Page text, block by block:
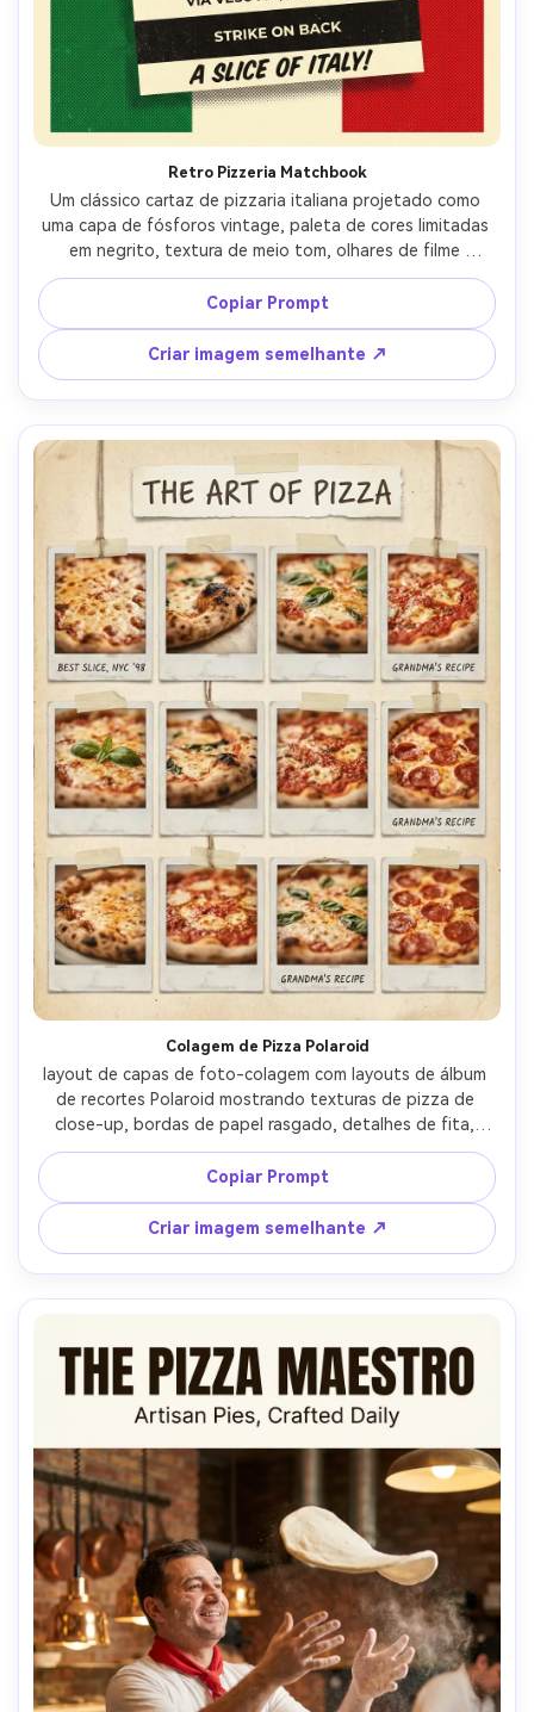
Retro Pizzeria Matchbook
Um clássico cartaz de pizzaria italiana projetado como
uma capa de fósforos vintage, paleta de cores limitadas
em negrito, textura de meio tom, olhares de filme
vintage, tipografia brincalhona com letras à mão,
emblema de emblema grande estilo marca, hierarquia
limpa para manchete e linha de localização, design gráfico
pronto para impressão com contornos nítidos, lente de
85mm, profundidade de campo rasa, iluminação
cinematográfica suave-AR 4:5
Copiar Prompt
Criar imagem semelhante ↗
Colagem de Pizza Polaroid
layout de capas de foto-colagem com layouts de álbum
de recortes Polaroid mostrando texturas de pizza de
close-up, bordas de papel rasgado, detalhes de fita,
notas manuscritas, classificação de cores nostálgicas
quentes, área de bloco de título clara na parte superior,
grade equilibrada, margens seguras para impressão,
composição de pôster de alta resolução, lente de 85 mm,
profundidade de campo rasa, iluminação cinematográfica
suave-AR 4:5
Copiar Prompt
Criar imagem semelhante ↗